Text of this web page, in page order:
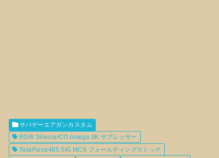
サバゲーエアガンカスタム
RGW SilencerCO omega 9K サプレッサー
TaskForce405 SIG MCX フォールディングストック